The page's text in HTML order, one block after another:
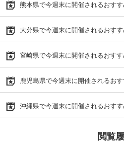
熊本県で今週末に開催されるおす
大分県で今週末に開催されるおす
宮崎県で今週末に開催されるおす
鹿児島県で今週末に開催されるお
沖縄県で今週末に開催されるおす
閲覧